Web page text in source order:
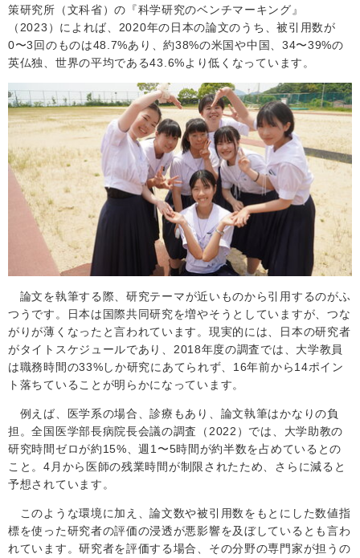
策研究所（文科省）の『科学研究のベンチマーキング』
（2023 ）によれば、 2020年の日本の論文のうち、被引用数が
0〜3回のものは48.7%あり、約38%の米国や中国、 34〜39%の
英仏独、世界の平均である43.6%より低くなっています。
論文を執筆する際、研究テーマが近いものから引用するのがふ
つうです。日本は国際共同研究を増やそうとしていますが、つな
がりが薄くなったと言われています。現実的には、日本の研究者
がタイトスケジュールであり、 2018年度の調査では、大学教員
は職務時間の33%しか研究にあてられず、 16年前から14ポイン
ト落ちていることが明らかになっています。
例えば、医学系の場合、診療もあり、論文執筆はかなりの負
担。全国医学部長病院長会議の調査（ 2022 ）では、大学助教の
研究時間ゼロが約15% 、週 1 〜5時間が約半数を占めているとの
こと。4 月から医師の残業時間が制限されたため、さらに減ると
予想されています。
このような環境に加え、論文数や被引用数をもとにした数値指
標を使った研究者の評価の浸透が悪影響を及ぼしているとも言わ
れています。研究者を評価する場合、その分野の専門家が担うの